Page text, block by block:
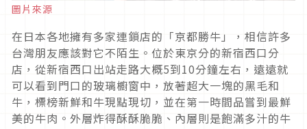
圖片來源
在日本各地擁有多家連鎖店的「京都勝牛」，相信許多
台灣朋友應該對它不陌生。位於東京分的新宿西口分
店，從新宿西口出站走路大概5到10分鐘左右，遠遠就
可以看到門口的玻璃櫥窗中，放著超大一塊的黑毛和
牛，標榜新鮮和牛現點現切，並在第一時間品嘗到最鮮
美的牛肉。外層炸得酥酥脆脆、內層則是飽滿多汁的牛